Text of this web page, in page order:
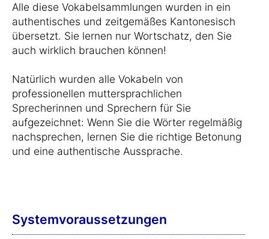
Alle diese Vokabelsammlungen wurden in ein
authentisches und zeitgemäßes Kantonesisch
übersetzt. Sie lernen nur Wortschatz, den Sie
auch wirklich brauchen können!
Natürlich wurden alle Vokabeln von
professionellen muttersprachlichen
Sprecherinnen und Sprechern für Sie
aufgezeichnet: Wenn Sie die Wörter regelmäßig
nachsprechen, lernen Sie die richtige Betonung
und eine authentische Aussprache.
Systemvoraussetzungen